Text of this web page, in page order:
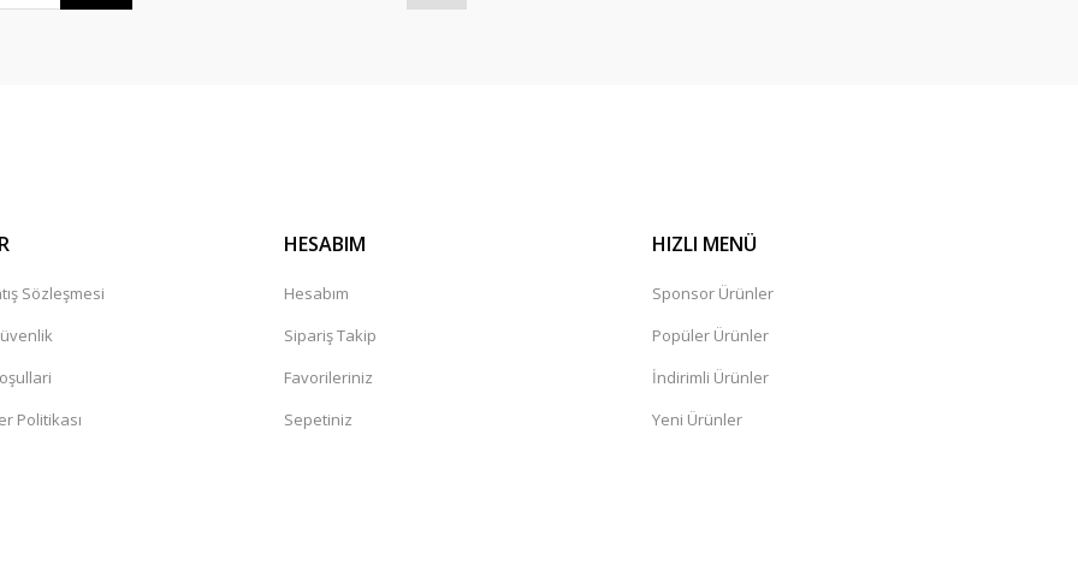
Sözleşmesi
Politikası
HESABIM
Hesabım
Sipariş Takip
Favorileriniz
Sepetiniz
HIZLI MENÜ
Sponsor Ürünler
Popüler Ürünler
İndirimli Ürünler
Yeni Ürünler